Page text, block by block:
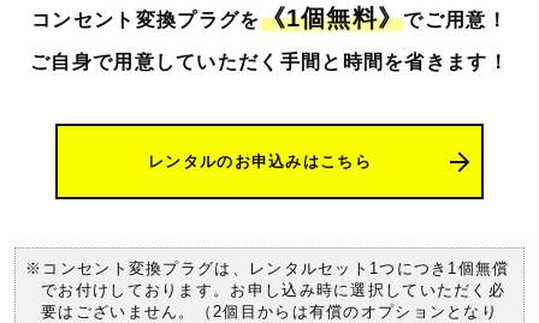
コンセント変換プラグを《1個無料》でご用意！
ご自身で用意していただく手間と時間を省きます！
レンタルのお申込みはこちら
※コンセント変換プラグは、レンタルセット1つにつき1個無償
でお付けしております。お申し込み時に選択していただく必
要はございません。（2個目からは有償のオプションとなり